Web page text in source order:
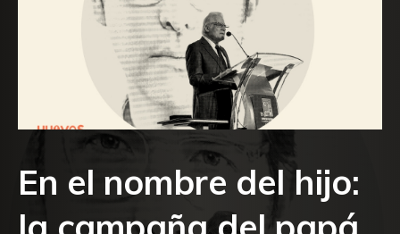
En el nombre del hijo: